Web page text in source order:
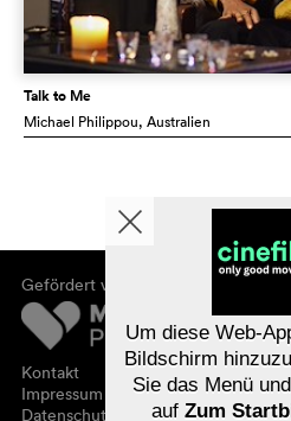
Talk to Me
Michael Philippou, Australien
Gefördert von
Kontakt
Impressum
Datenschutz
Um diese Web-
Bildschirm
Sie das Menü
auf Zum